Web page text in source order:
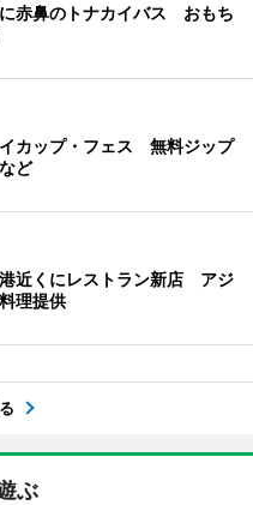
赤鼻のトナカイバス おもち
カップ・フェス 無料ジップ
ど
近くにレストラン新店 アジ
理提供
ぶ